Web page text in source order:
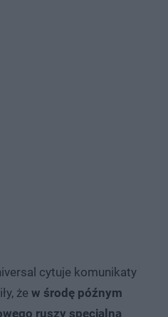
cytuje komunikaty
że w środę późnym
ruszy specjalna